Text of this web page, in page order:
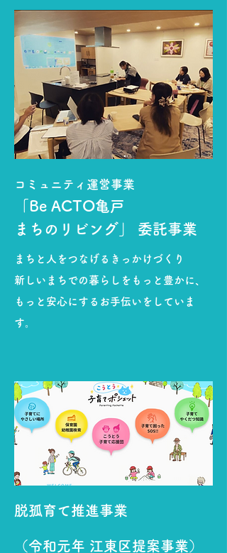
コミュニティ運営事業
「Be ACTO亀戸
まちのリビング」 委託事業
まちと人をつなげるきっかけづくり
新しいまちでの暮らしをもっと豊かに、
もっと安心にするお手伝いをしていま
す。
脱孤育て推進事業
（令和元年 江東区提案事業）